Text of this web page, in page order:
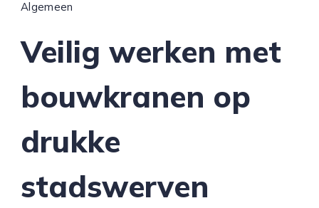
Algemeen
Veilig werken met
bouwkranen op
drukke
stadswerven